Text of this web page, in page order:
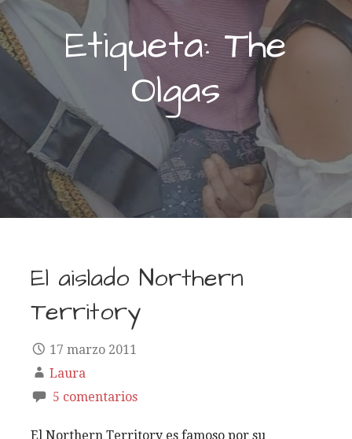
Etiqueta: The
Olgas
El aislado Northern
Territory
17 marzo 2011
Laura
5 comentarios
El Northern Territory es famoso por su